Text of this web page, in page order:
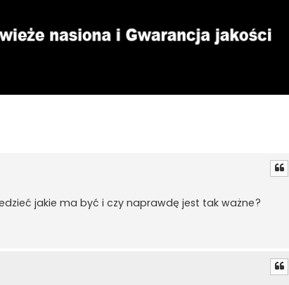
jakie ma być i czy naprawdę jest tak ważne?